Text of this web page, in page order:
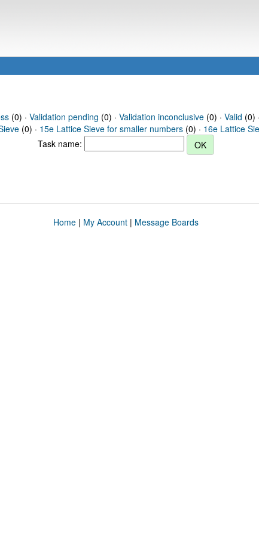
(0) · Validation pending (0) · Validation inconclusive(0) · Valid (0) ·
(0) · 15e Lattice Sieve for smaller numbers (0) · 16e Lattice
Task name:
Home| My Account| Message Boards